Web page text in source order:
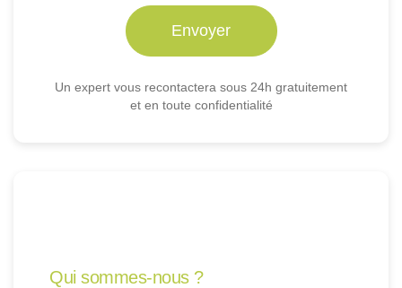
Un expert vous recontactera sous 24h gratuitement
et en toute confidentialité
Qui sommes-nous ?